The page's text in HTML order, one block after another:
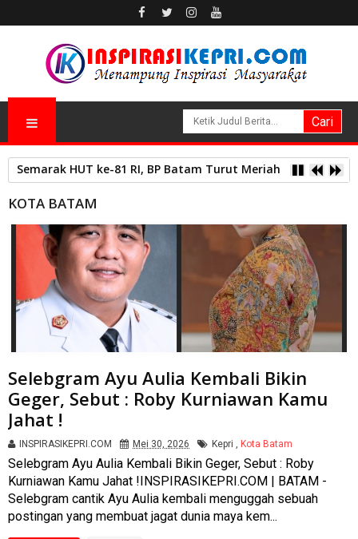
Semarak HUT ke-81 RI, BP Batam Turut Meriahkan Pawai
KOTA BATAM
Selebgram Ayu Aulia Kembali Bikin
Geger, Sebut : Roby Kurniawan Kamu
Jahat !
INSPIRASIKEPRI.COM Mei 30, 2026 Kepri , Kota Batam
Selebgram Ayu Aulia Kembali Bikin Geger, Sebut : Roby
Kurniawan Kamu Jahat !INSPIRASIKEPRI.COM | BATAM -
Selebgram cantik Ayu Aulia kembali menguggah sebuah
postingan yang membuat jagat dunia maya kem...